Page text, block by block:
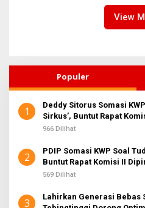
View
Populer
1
Deddy Sitorus Somasi
Sirkus’, Buntut Rapat
Ahmad
966 Dilihat
2
PDIP Somasi KWP Soal
Buntut Rapat Komisi II
569 Dilihat
3
Lahirkan Generasi Bebas